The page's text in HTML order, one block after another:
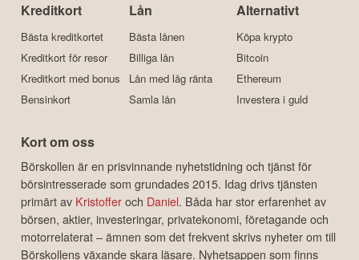
Kreditkort
Bästa kreditkortet
Kreditkort för resor
Kreditkort med bonus
Bensinkort
Lån
Bästa lånen
Billiga lån
Lån med låg ränta
Samla lån
Alternativt
Köpa krypto
Bitcoin
Ethereum
Investera i guld
Kort om oss
Börskollen är en prisvinnande nyhetstidning och tjänst för
börsintresserade som grundades 2015. Idag drivs tjänsten
primärt av Kristofferoch Daniel. Båda har stor erfarenhet av
börsen, aktier, investeringar, privatekonomi, företagande och
motorrelaterat – ämnen som det frekvent skrivs nyheter om till
Börskollens växande skara läsare. Nyhetsappen som finns